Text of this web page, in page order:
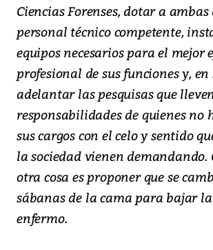
Ciencias Forenses, dotar a ambas
personal técnico competente,
equipos necesarios para el mejor
profesional de sus funciones y, en
adelantar las pesquisas que
responsabilidades de quienes no
sus cargos con el celo y sentido
la sociedad vienen demandando.
otra cosa es proponer que se
sábanas de la cama para bajar
enfermo.